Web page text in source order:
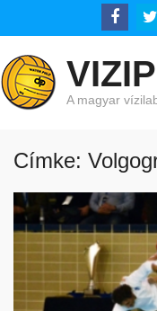
A magyar
Címke: